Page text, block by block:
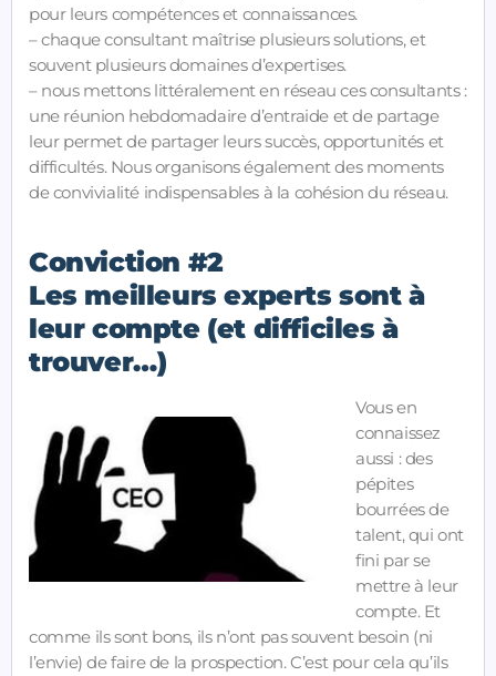
pour leurs compétences et connaissances.
– chaque consultant maîtrise plusieurs solutions, et
souvent plusieurs domaines d’expertises.
– nous mettons littéralement en réseau ces consultants :
une réunion hebdomadaire d’entraide et de partage
leur permet de partager leurs succès, opportunités et
difficultés. Nous organisons également des moments
de convivialité indispensables à la cohésion du réseau.
Conviction #2
Les meilleurs experts sont à
leur compte (et difficiles à
trouver…)
Vous en
connaissez
aussi : des
pépites
bourrées de
talent, qui ont
fini par se
mettre à leur
compte. Et
comme ils sont bons, ils n’ont pas souvent besoin (ni
l’envie) de faire de la prospection. C’est pour cela qu’ils